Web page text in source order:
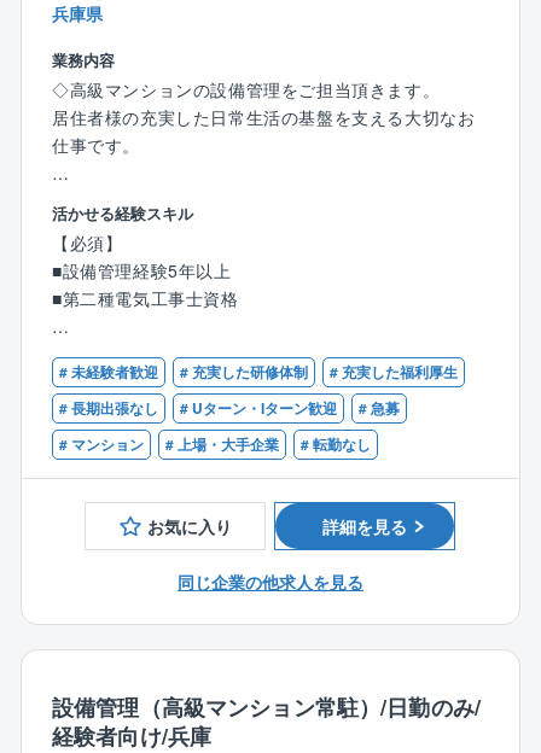
・キャリア採用強化・文系新卒・派遣社員活用による
・当番制の見直し。削減実績：2024年度の全体平均月
労働時間は170.1時間（2020年度比：178.1時間から削
減）。■残業平均：35時間
■削減施策：
・事務系業務を専門スタッフに集約
・技術系業務をテクニカルアシスタントチームが担当
・クラウド上での測定記録一括管理
・プレハブセンターでの事前加工・直納
業務分散
・当番制の見直し。削減実績：2024年度の全体平均月
労働時間は170.1時間（2020年度比：178.1時間から削
減）。
兵庫県
業務内容
◇高級マンションの設備管理をご担当頂きます。
居住者様の充実した日常生活の基盤を支える大切なお
仕事です。
【業務詳細】
・日常点検・月次点検
・居住棟や電気室、熱源機械室などの定期巡回
・設備の維持管理業務
・メーター検診、簡易的な修繕、電球の交換
・設備トラブル時の一次対応 など
【働く環境】
・現在5名所属しております。
・2-3人体制で常駐していただきます。
【働き方】
★勤務時間はご希望を考慮いたします。
活かせる経験スキル
【必須】
■設備管理経験5年以上
■第二種電気工事士資格
【歓迎】
■第三種電気主任技術者
# 未経験者歓迎 # 充実した研修体制
# 充実した福利厚生
# 長期出張なし
# Uターン・Iターン歓迎
# 急募
# マンション
# 上場・大手企業 # 転勤なし
お気に入り 詳細を見る
同じ企業の他求人を見る
設備管理（高級マンション常駐）/日勤のみ/
経験者向け/兵庫